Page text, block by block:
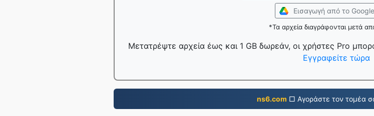
Εισαγωγή από το
*Τα αρχεία διαγράφονται μετά
Μετατρέψτε αρχεία έως και 1 GB δωρεάν, οι χρήστες Pro
Εγγραφείτε τώρα
ns6.com □ Αγοράστε τον τομέα